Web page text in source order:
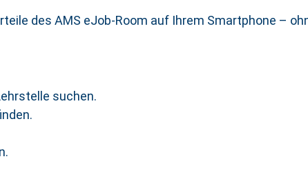
des AMS eJob-Room auf Ihrem Smartphone –
suchen.